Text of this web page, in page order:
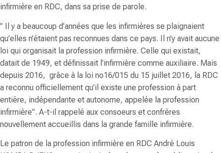
infirmière en RDC, dans sa prise de parole.
” Il y a beaucoup d’années que les infirmières se plaignaient
qu’elles n’étaient pas reconnues dans ce pays. Il n’y avait aucune
loi qui organisait la profession infirmière. Celle qui existait,
datait de 1949, et définissait l’infirmière comme auxiliaire. Mais
depuis 2016, grâce à la loi no16/015 du 15 juillet 2016, la RDC
a reconnu officiellement qu’il existe une profession à part
entière, indépendante et autonome, appelée la profession
infirmière”. A-t-il rappelé aux consoeurs et confrères
nouvellement accueillis dans la grande famille infirmière.
Le patron de la profession infirmière en RDC André Louis